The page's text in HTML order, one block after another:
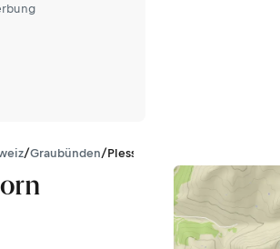
/Graubünden/Plessur-Alpen